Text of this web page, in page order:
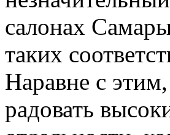
салонах
таких
Наравне с
радовать